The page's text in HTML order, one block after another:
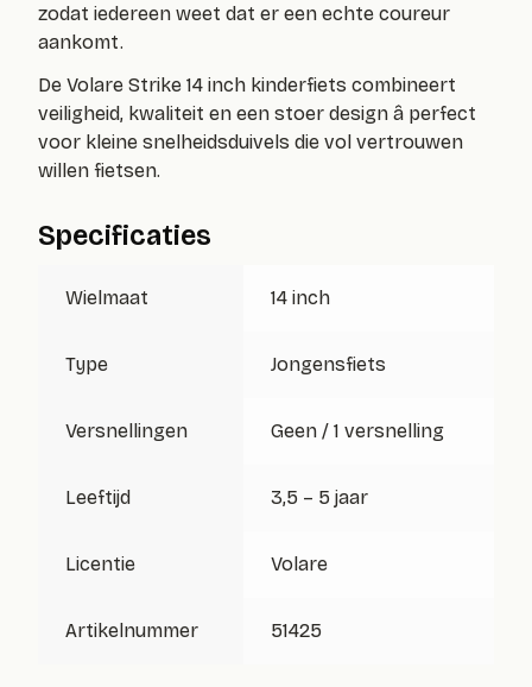
zodat iedereen weet dat er een echte coureur
aankomt.
De Volare Strike 14 inch kinderfiets combineert
veiligheid, kwaliteit en een stoer design â perfect
voor kleine snelheidsduivels die vol vertrouwen
willen fietsen.
Specificaties
Wielmaat 14 inch
Type Jongensfiets
Versnellingen Geen / 1 versnelling
Leeftijd 3,5 – 5 jaar
Licentie Volare
Artikelnummer 51425